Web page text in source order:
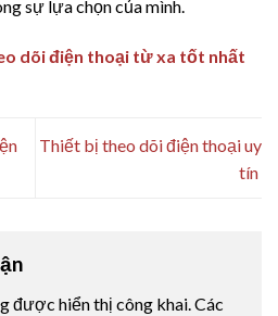
sự lựa chọn của mình.
dõi điện thoại từ xa tốt nhất
Thiết bị theo dõi điện thoại uy
tín
được hiển thị công khai.Các